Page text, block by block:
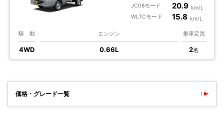
JC08モード 20.9 km/L
WLTCモード
15.8 km/L
駆 動
4WD
エンジン
0.66L
乗車定員
2名
価格・グレード一覧